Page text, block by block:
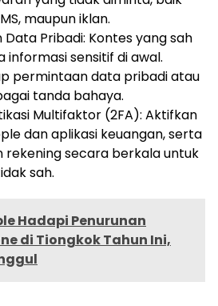
maupun iklan.
Pribadi: Kontes yang sah
informasi sensitif di awal.
permintaan data pribadi atau
tanda bahaya.
Multifaktor (2FA): Aktifkan
dan aplikasi keuangan, serta
rekening secara berkala untuk
sah.
Hadapi Penurunan
di Tiongkok Tahun Ini,